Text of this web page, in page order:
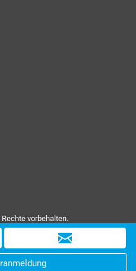
vorbehalten.
| Barrierefreiheit | Sitemap